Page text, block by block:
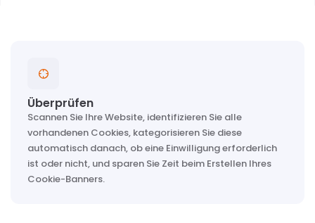
Überprüfen
Scannen Sie Ihre Website, identifizieren Sie alle
vorhandenen Cookies, kategorisieren Sie diese
automatisch danach, ob eine Einwilligung erforderlich
ist oder nicht, und sparen Sie Zeit beim Erstellen Ihres
Cookie-Banners.